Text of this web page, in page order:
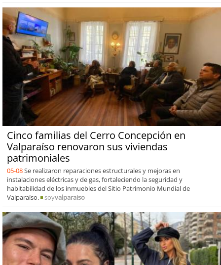
Cinco familias del Cerro Concepción en
Valparaíso renovaron sus viviendas
patrimoniales
05-08Se realizaron reparaciones estructurales y mejoras en
instalaciones eléctricas y de gas, fortaleciendo la seguridad y
habitabilidad de los inmuebles del Sitio Patrimonio Mundial de
Valparaíso.
soyvalparaiso